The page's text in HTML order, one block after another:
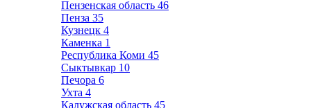
Пензенская область 46
Пенза 35
Кузнецк 4
Каменка 1
Республика Коми 45
Сыктывкар 10
Печора 6
Ухта 4
Калужская область 45